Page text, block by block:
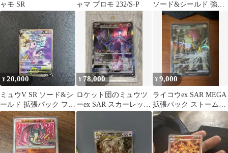
ャモ SR
ャマ プロモ 232/S-P
ソード&シールド 強化
拡張パック Pokemon …
¥20,000
ミュウV SR ソード&シ
ールド 拡張パック フュ
ージョンアーツ キラ
106…
¥ 78,000
ロケット団のミュウツ
ーex SAR スカーレット
&バイオレット 拡張パ
¥9,000
ライコウex SAR MEGA
拡張パック ストームエ
メラルダ キラ 108/…